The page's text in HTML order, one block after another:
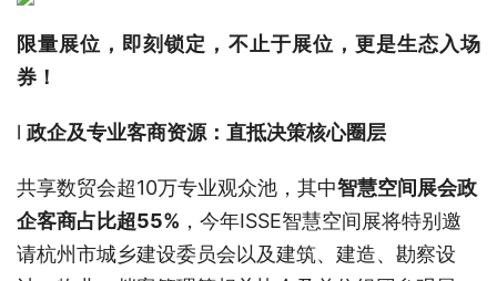
限量展位，即刻锁定 ， 不止于展位， 更是生态入场
券 ！
l 政企及专业客商资源 ：直抵决策核心圈层
共享数贸会超10万专业观众池，其中智慧空间展会政
企客商占比超55% ，今年ISSE智慧空间展将特别邀
请杭州市城乡建设委员会以及建筑、建造、勘察设